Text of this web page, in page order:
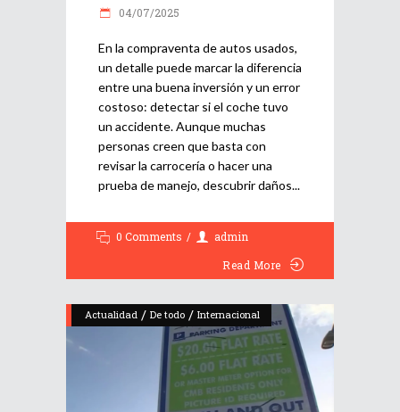
04/07/2025
En la compraventa de autos usados,
un detalle puede marcar la diferencia
entre una buena inversión y un error
costoso: detectar si el coche tuvo
un accidente. Aunque muchas
personas creen que basta con
revisar la carrocería o hacer una
prueba de manejo, descubrir daños
0 Comments
admin
Read More
Actualidad / De todo / Internacional